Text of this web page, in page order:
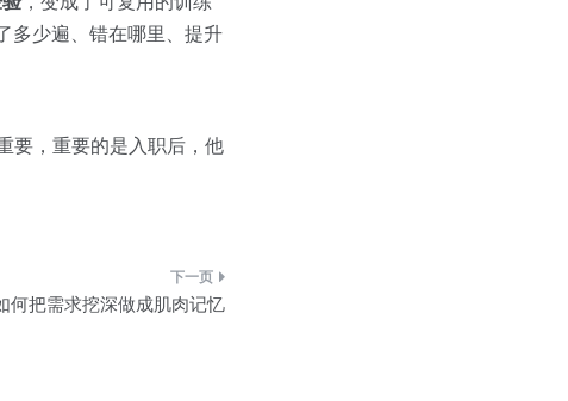
多少遍、错在哪里、提升
要，重要的是入职后，他
何把需求挖深做成肌肉记忆